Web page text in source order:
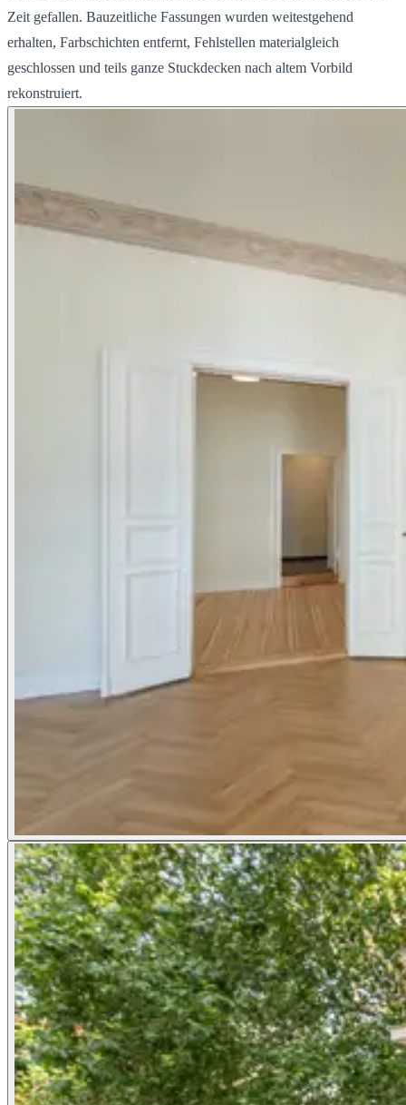
Zeit gefallen. Bauzeitliche Fassungen wurden weitestgehend
erhalten, Farbschichten entfernt, Fehlstellen materialgleich
geschlossen und teils ganze Stuckdecken nach altem Vorbild
rekonstruiert.